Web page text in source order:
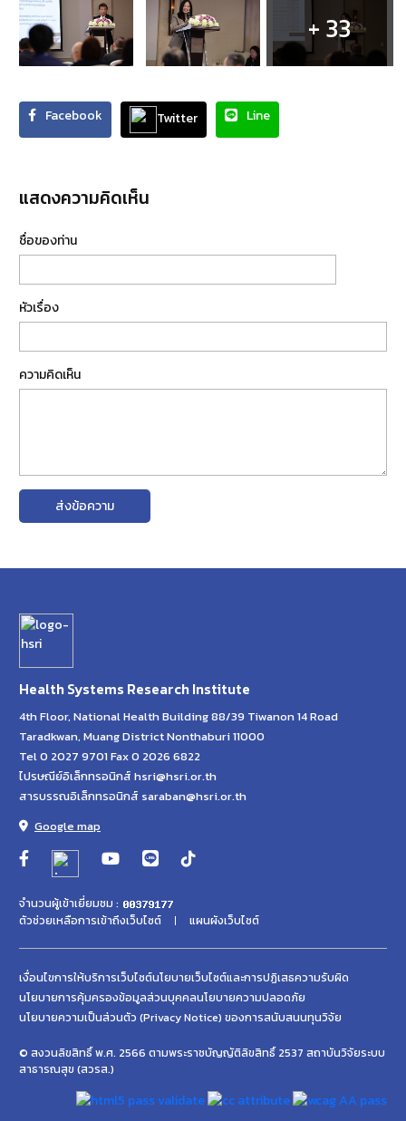
+ 33
Facebook Twitter Line
แสดงความคิดเห็น
ชื่อของท่าน
หัวเรื่อง
ความคิดเห็น
ส่งข้อความ
Health Systems Research Institute
4th Floor, National Health Building 88/39 Tiwanon 14 Road
Taradkwan, Muang District Nonthaburi 11000
Tel 0 2027 9701 Fax 0 2026 6822
ไปรษณีย์อิเล็กทรอนิกส์ hsri@hsri.or.th
สารบรรณอิเล็กทรอนิกส์ saraban@hsri.or.th
Google map
จำนวนผู้เข้าเยี่ยมชม :
ตัวช่วยเหลือการเข้าถึงเว็บไซต์
แผนผังเว็บไซต์
เงื่อนไขการให้บริการเว็บไซต์นโยบายเว็บไซต์และการปฏิเสธความรับผิด
นโยบายการคุ้มครองข้อมูลส่วนบุคคลนโยบายความปลอดภัย
นโยบายความเป็นส่วนตัว (Privacy Notice) ของการสนับสนนทุนวิจัย
© สงวนลิขสิทธิ์ พ.ศ. 2566 ตามพระราชบัญญัติลิขสิทธิ์ 2537 สถาบันวิจัยระบบ
สาธารณสุข (สวรส.)